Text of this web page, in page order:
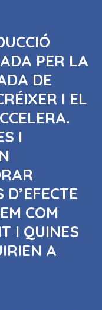
PER LA
DE
I EL
I
D’EFECTE
COM
I QUINES
A